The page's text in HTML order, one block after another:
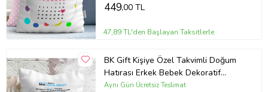
449,00 TL
47,89 TL'den Başlayan Taksitlerle
BK Gift Kişiye Özel Takvimli Doğum
Hatırası Erkek Bebek Dekoratif
Beyaz Yastık - 3
Aynı Gün Ücretsiz Teslimat